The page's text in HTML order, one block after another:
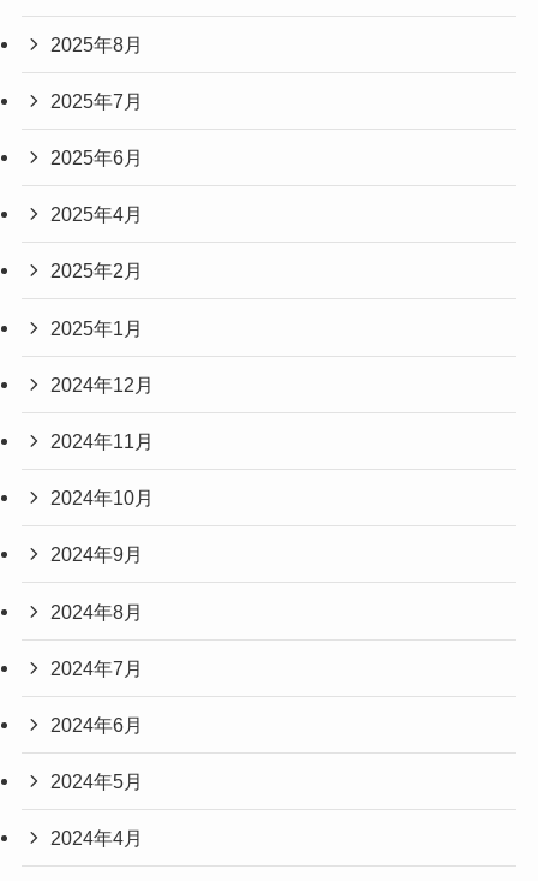
2025年8月
2025年7月
2025年6月
2025年4月
2025年2月
2025年1月
2024年12月
2024年11月
2024年10月
2024年9月
2024年8月
2024年7月
2024年6月
2024年5月
2024年4月